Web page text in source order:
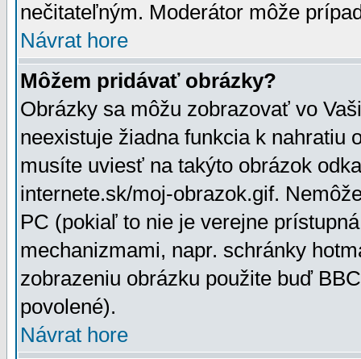
nečitateľným. Moderátor môže
Návrat hore
Môžem pridávať obrázky?
Obrázky sa môžu zobrazovať vo
neexistuje žiadna funkcia k nahratiu
musíte uviesť na takýto obrázok
internete.sk/moj-obrazok.gif.
PC (pokiaľ to nie je verejne
mechanizmami, napr. schránky
zobrazeniu obrázku použite buď
povolené).
Návrat hore